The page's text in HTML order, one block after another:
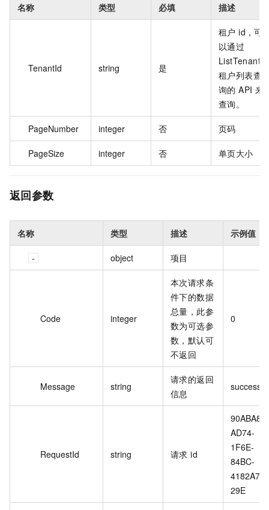
名称 类型 必填 描述
TenantId string 是
租户 id，可
以通过
ListTenantId
租户列表查
询的 API 来
查询。
PageNumber integer 否 页码
PageSize integer 否 单页大小
返回参数
名称 类型 描述 示例值
object 项目
Code integer
本次请求条
件下的数据
总量，此参
数为可选参
数，默认可
不返回
0
Message string
请求的返回
信息
success
RequestId string 请求 id
AD74-
1F6E-
84BC-
29E